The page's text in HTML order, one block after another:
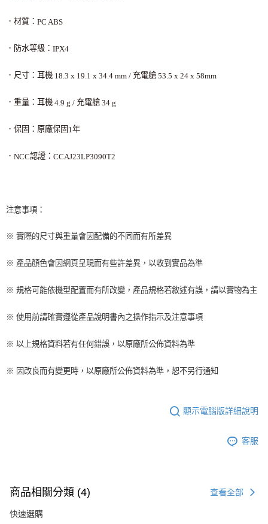
．材質： PC ABS
．防水等級： IPX4
．尺寸：耳機 18.3 x 19.1 x 34.4 mm / 充電艙 53.5 x 24 x 58mm
．重量：耳機 4.9 g / 充電艙 34 g
．保固：原廠保固 1年
． NCC認證： CCAJ23LP3090T2
注意事項：
※ 實際的尺寸與重量會因配備的不同而有所差異
※ 產品顏色會因網頁呈現而有些許差異，以收到實品為準
※ 規格可能依機型配置而有所改變，產品規格若敘述有誤，請以實物為主
※ 使用前請確實遵從產品說明書內之操作指示及注意事項
※ 以上規格資料若有任何錯誤，以原廠所公佈資料為準
※ 因改良而有變更時，以原廠所公佈資料為準，恕不另行通知
顯示電腦版詳細說明
客服
商品相關分類 (4) 查看全部
快速選購